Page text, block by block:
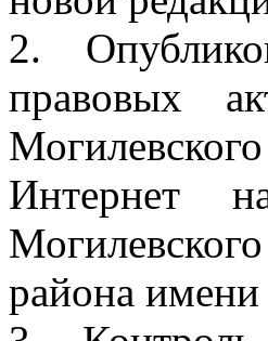
2.
правовых
Интернет
района имени